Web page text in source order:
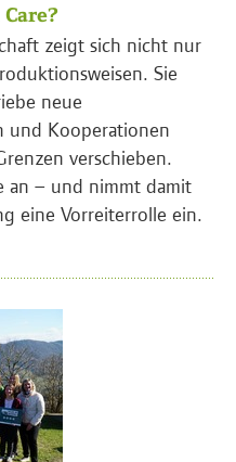
zeigt sich nicht nur
Sie
neue
und Kooperationen
verschieben.
an – und nimmt damit
eine Vorreiterrolle ein.